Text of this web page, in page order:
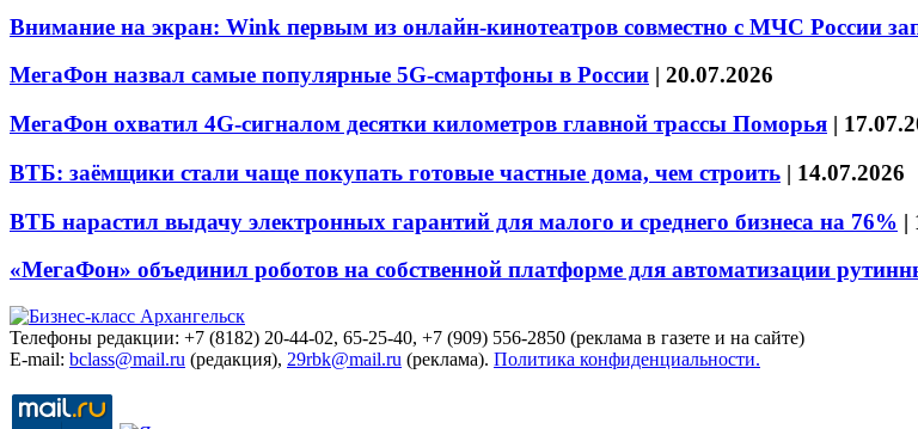
Внимание на экран: Wink первым из онлайн-кинотеатров совместно с МЧС России
МегаФон назвал самые популярные 5G-смартфоны в России | 20.07.2026
МегаФон охватил 4G-сигналом десятки километров главной трассы Поморья |
ВТБ: заёмщики стали чаще покупать готовые частные дома, чем строить | 14.07.2026
ВТБ нарастил выдачу электронных гарантий для малого и среднего бизнеса на 76% |
«МегаФон» объединил роботов на собственной платформе для автоматизации
Телефоны редакции: +7 (8182) 20-44-02, 65-25-40, +7 (909) 556-2850 (реклама в газете и на сайте)
E-mail: bclass@mail.ru (редакция), 29rbk@mail.ru (реклама). Политика конфиденциальности.